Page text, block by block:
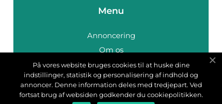
Menu
Annoncering
Om os
Cookies
Kontakt os
Sitemap
På vores website bruges cookies til at huske dine
indstillinger, statistik og personalisering af indhold og
annoncer. Denne information deles med tredjepart. Ved
fortsat brug af websiden godkender du cookiepolitikken.